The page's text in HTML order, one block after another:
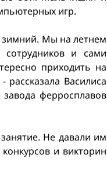
игр.
зимний. Мы на летнем
сотрудников и сами
приходить на
Василиса
ферросплавов
Не давали им
и викторин